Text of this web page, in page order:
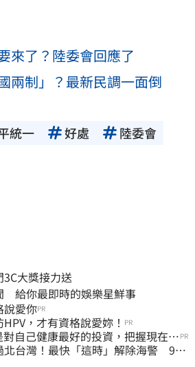
來了？陸委會回應了
兩制」？最新民調一面倒
統一 好處 陸委會
大獎接力送
給你最即時的娛樂星鮮事
說愛你PR
，才有資格說愛妳！ PR
自己健康最好的投資，把握現在不 PR
北台灣！最快「這時」解除海警 9日